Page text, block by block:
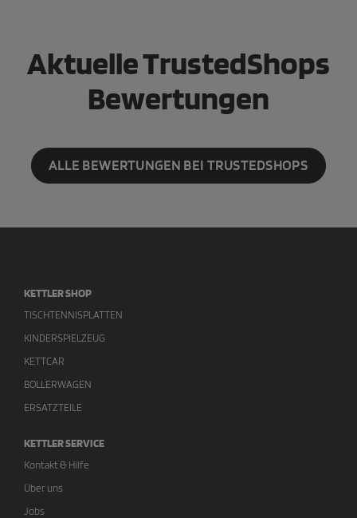
Aktuelle TrustedShops
Bewertungen
ALLE BEWERTUNGEN BEI TRUSTEDSHOPS
KETTLER SHOP
TISCHTENNISPLATTEN
KINDERSPIELZEUG
KETTCAR
BOLLERWAGEN
ERSATZTEILE
KETTLER SERVICE
Kontakt & Hilfe
Über uns
Jobs